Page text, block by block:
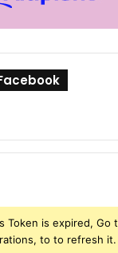
Token is expired, Go
to to refresh it.